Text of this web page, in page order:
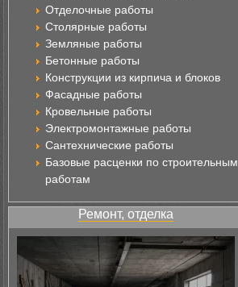
Отделочные работы
Столярные работы
Земляные работы
Бетонные работы
Конструкции из кирпича и блоков
Фасадные работы
Кровельные работы
Электромонтажные работы
Сантехнические работы
Базовые расценки по строительным
работам
Ремонт, отделка